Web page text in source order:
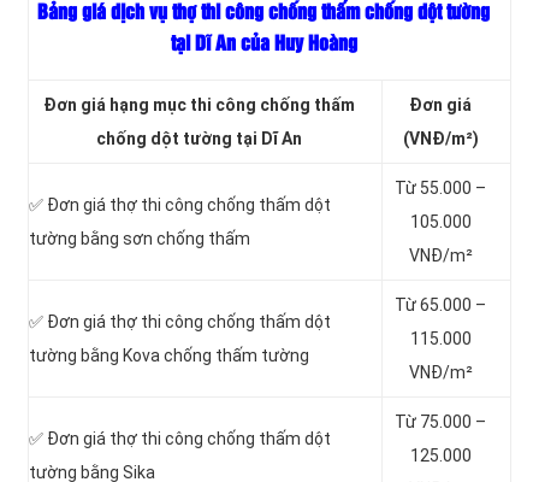
Bảng giá dịch vụ thợ thi công chống thấm chống dột tường
tại Dĩ An của Huy Hoàng
Đơn giá hạng mục thi công chống thấm
chống dột tường tại Dĩ An
Đơn giá
(VNĐ/m²)
✅ Đơn giá thợ thi công chống thấm dột
tường bằng sơn chống thấm
Từ 55.000 –
105.000
VNĐ/m²
✅ Đơn giá thợ thi công chống thấm dột
tường bằng Kova chống thấm tường
Từ 65.000 –
115.000
VNĐ/m²
✅ Đơn giá thợ thi công chống thấm dột
tường bằng Sika
Từ 75.000 –
125.000